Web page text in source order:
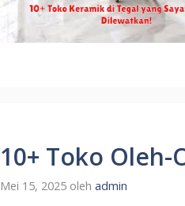
10+ Toko Oleh-
Mei 15, 2025 oleh admin